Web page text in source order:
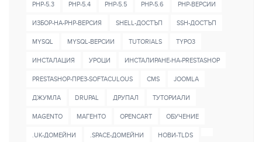
PHP-5.3 PHP-5.4 PHP-5.5 PHP-5.6 PHP-ВЕРСИИ
ИЗБОР-НА-PHP-ВЕРСИЯ SHELL-ДОСТЪП SSH-ДОСТЪП
MYSQL MYSQL-ВЕРСИИ TUTORIALS TYPO3
ИНСТАЛАЦИЯ УРОЦИ ИНСТАЛИРАНЕ-НА-PRESTASHOP
PRESTASHOP-ПРЕЗ-SOFTACULOUS CMS JOOMLA
ДЖУМЛА DRUPAL ДРУПАЛ ТУТОРИАЛИ
MAGENTO МАГЕНТО OPENCART ОБУЧЕНИЕ
.UK-ДОМЕЙНИ .SPACE-ДОМЕЙНИ НОВИ-TLDS